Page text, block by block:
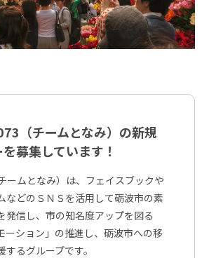
（チームとなみ）の新規
募集しています！
ームとなみ）は、フェイスブックや
などのＳＮＳを活用して砺波市の素
発信し、市の知名度アップを図る
ーション」の推進し、砺波市への移
るグループです。